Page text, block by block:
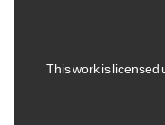
This work is licensed